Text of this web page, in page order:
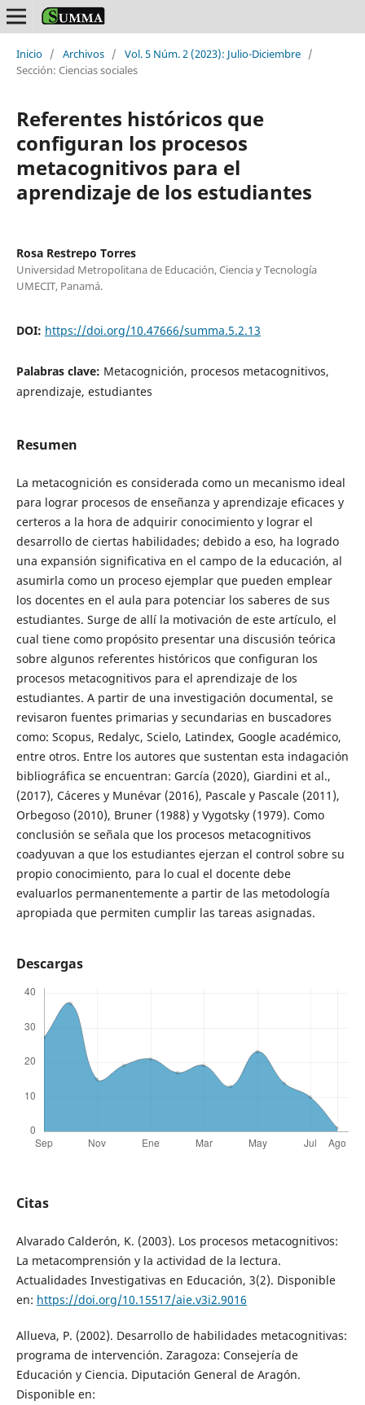
Inicio / Archivos / Vol. 5 Núm. 2 (2023): Julio-Diciembre /
Sección: Ciencias sociales
Referentes históricos que
configuran los procesos
metacognitivos para el
aprendizaje de los estudiantes
Rosa Restrepo Torres
Universidad Metropolitana de Educación, Ciencia y Tecnología
UMECIT, Panamá.
DOI: https://doi.org/10.47666/summa.5.2.13
Palabras clave: Metacognición, procesos metacognitivos,
aprendizaje, estudiantes
Resumen
La metacognición es considerada como un mecanismo ideal
para lograr procesos de enseñanza y aprendizaje eficaces y
certeros a la hora de adquirir conocimiento y lograr el
desarrollo de ciertas habilidades; debido a eso, ha logrado
una expansión significativa en el campo de la educación, al
asumirla como un proceso ejemplar que pueden emplear
los docentes en el aula para potenciar los saberes de sus
estudiantes. Surge de allí la motivación de este artículo, el
cual tiene como propósito presentar una discusión teórica
sobre algunos referentes históricos que configuran los
procesos metacognitivos para el aprendizaje de los
estudiantes. A partir de una investigación documental, se
revisaron fuentes primarias y secundarias en buscadores
como: Scopus, Redalyc, Scielo, Latindex, Google académico,
entre otros. Entre los autores que sustentan esta indagación
bibliográfica se encuentran: García (2020), Giardini et al.,
(2017), Cáceres y Munévar (2016), Pascale y Pascale (2011),
Orbegoso (2010), Bruner (1988) y Vygotsky (1979). Como
conclusión se señala que los procesos metacognitivos
coadyuvan a que los estudiantes ejerzan el control sobre su
propio conocimiento, para lo cual el docente debe
evaluarlos permanentemente a partir de las metodología
apropiada que permiten cumplir las tareas asignadas.
Descargas
Citas
Alvarado Calderón, K. (2003). Los procesos metacognitivos:
La metacomprensión y la actividad de la lectura.
Actualidades Investigativas en Educación, 3(2). Disponible
en: https://doi.org/10.15517/aie.v3i2.9016
Allueva, P. (2002). Desarrollo de habilidades metacognitivas:
programa de intervención. Zaragoza: Consejería de
Educación y Ciencia. Diputación General de Aragón.
Disponible en: